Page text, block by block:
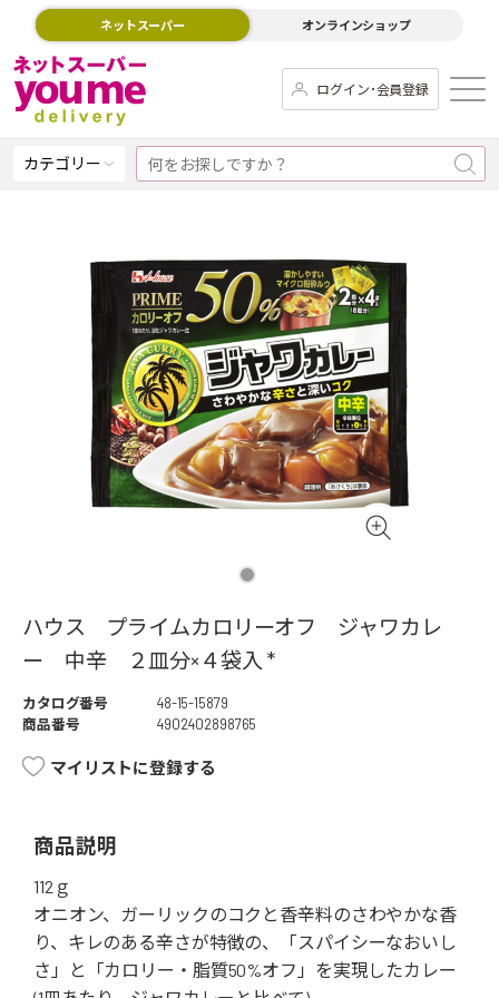
ネットスーパー オンラインショップ
ログイン･会員登録
カテゴリー
ハウス プライムカロリーオフ ジャワカレ
ー 中辛 ２皿分×４袋入 *
カタログ番号
48-15-15879
商品番号
4902402898765
マイリストに登録する
商品説明
112ｇ
オニオン、ガーリックのコクと香辛料のさわやかな香
り、キレのある辛さが特徴の、「スパイシーなおいし
さ」と「カロリー・脂質50%オフ」を実現したカレー